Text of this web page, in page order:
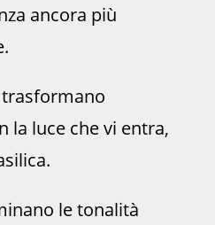
ancora più
la luce che vi entra,
le tonalità